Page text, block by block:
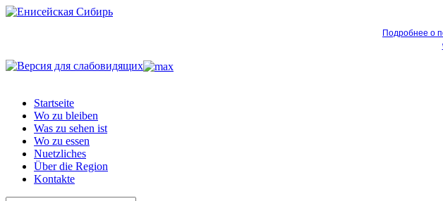
Подробнее о
Startseite
Wo zu bleiben
Was zu sehen ist
Wo zu essen
Nuetzliches
Über die Region
Kontakte